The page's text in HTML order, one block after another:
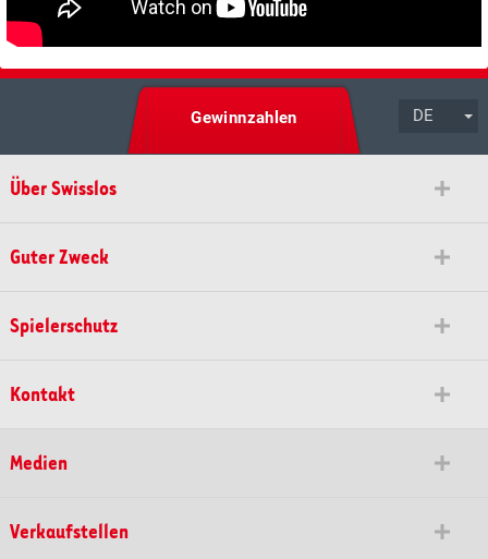
DE
Gewinnzahlen
Über Swisslos
Guter Zweck
Spielerschutz
Kontakt
Medien
Verkaufstellen